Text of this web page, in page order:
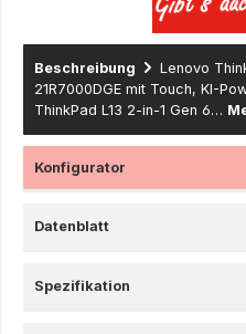
Beschreibung
Lenovo
21R7000DGE mit Touch, KI-
ThinkPad L13 2-in-1 Gen 6…
Konfigurator
Datenblatt
Spezifikation